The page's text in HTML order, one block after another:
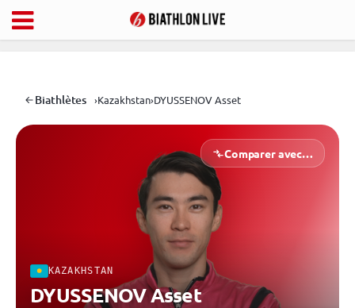
Biathlètes ›Kazakhstan›DYUSSENOV Asset
KAZAKHSTAN
DYUSSENOV Asset
Comparer avec…